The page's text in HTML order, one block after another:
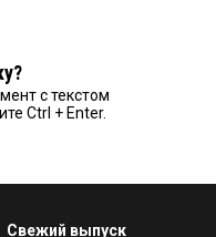
с текстом
Ctrl + Enter.
Свежий выпуск